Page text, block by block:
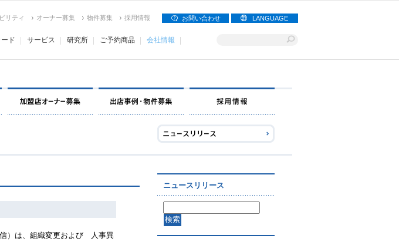
リティ オーナー募集 物件募集 採用情報 お問い合わせ LANGUAGE
ド サービス 研究所 ご予約商品 会社情報
）は、組織変更および 人事異
ニュースリリース